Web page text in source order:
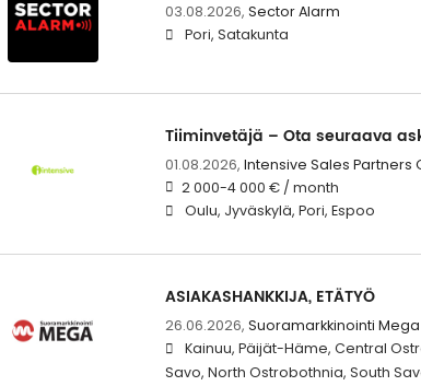
03.08.2026, Sector Alarm
Pori, Satakunta
Tiiminvetäjä – Ota seuraava
01.08.2026, Intensive Sales Partners
2 000-4 000 € / month
Oulu, Jyväskylä, Pori, Espoo
ASIAKASHANKKIJA, ETÄTYÖ
26.06.2026, Suoramarkkinointi
Kainuu, Päijät-Häme, Central
Savo, North Ostrobothnia, South